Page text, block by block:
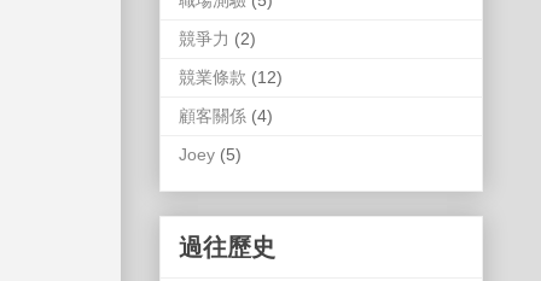
競爭力 (2)
競業條款 (12)
顧客關係 (4)
Joey (5)
過往歷史